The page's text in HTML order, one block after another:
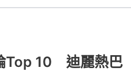
Top 10 迪麗熱巴